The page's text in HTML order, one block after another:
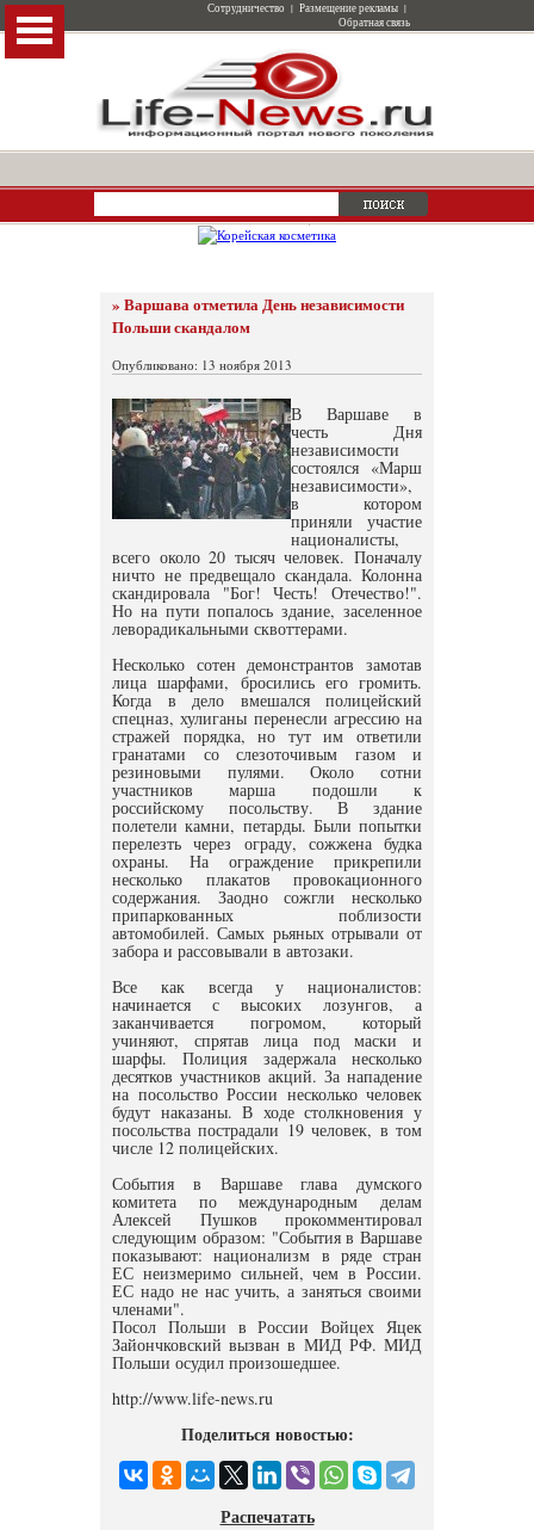
Сотрудничество | Размещение рекламы |
Обратная связь
» Варшава отметила День независимости
Польши скандалом
Опубликовано: 13 ноября 2013
В Варшаве в
честь Дня
независимости
состоялся «Марш
независимости»,
в котором
приняли участие
националисты,
всего около 20 тысяч человек. Поначалу
ничто не предвещало скандала. Колонна
скандировала "Бог! Честь! Отечество!".
Но на пути попалось здание, заселенное
леворадикальными сквоттерами.
Несколько сотен демонстрантов замотав
лица шарфами, бросились его громить.
Когда в дело вмешался полицейский
спецназ, хулиганы перенесли агрессию на
стражей порядка, но тут им ответили
гранатами со слезоточивым газом и
резиновыми пулями. Около сотни
участников марша подошли к
российскому посольству. В здание
полетели камни, петарды. Были попытки
перелезть через ограду, сожжена будка
охраны. На ограждение прикрепили
несколько плакатов провокационного
содержания. Заодно сожгли несколько
припаркованных поблизости
автомобилей. Самых рьяных отрывали от
забора и рассовывали в автозаки.
Все как всегда у националистов:
начинается с высоких лозунгов, а
заканчивается погромом, который
учиняют, спрятав лица под маски и
шарфы. Полиция задержала несколько
десятков участников акций. За нападение
на посольство России несколько человек
будут наказаны. В ходе столкновения у
посольства пострадали 19 человек, в том
числе 12 полицейских.
События в Варшаве глава думского
комитета по международным делам
Алексей Пушков прокомментировал
следующим образом: "События в Варшаве
показывают: национализм в ряде стран
ЕС неизмеримо сильней, чем в России.
ЕС надо не нас учить, а заняться своими
членами".
Посол Польши в России Войцех Яцек
Зайончковский вызван в МИД РФ. МИД
Польши осудил произошедшее.
http://www.life-news.ru
Поделиться новостью:
Распечатать